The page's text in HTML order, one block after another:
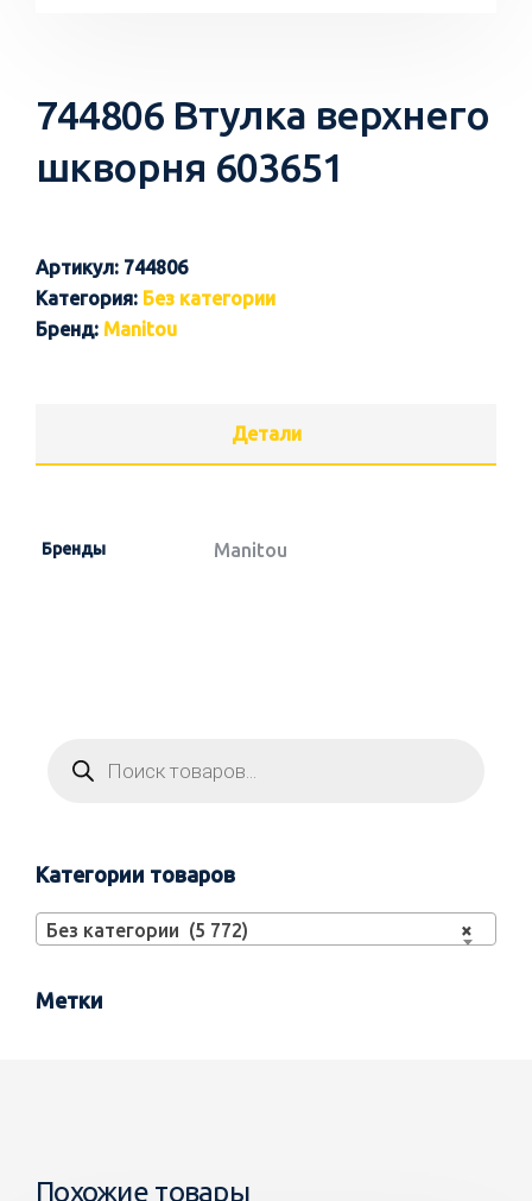
744806 Втулка верхнего
шкворня 603651
Артикул: 744806
Категория: Без категории
Бренд: Manitou
Детали
Бренды Manitou
Категории товаров
×
Без категории (5 772)
Метки
Похожие товары